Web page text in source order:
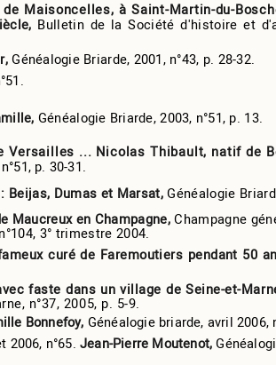
Maisoncelles, à Saint-Martin-du-
Bulletin de la Société d'histoire et
Généalogie Briarde, 2001, n°43, p. 28-32.
Généalogie Briarde, 2003, n°51, p. 13.
Versailles ... Nicolas Thibault, natif de
p. 30-31.
Beijas, Dumas et Marsat,Généalogie
Maucreux en Champagne,Champagne
3° trimestre 2004.
curé de Faremoutiers pendant 50
faste dans un village de Seine-et-
n°37, 2005, p. 5-9.
Bonnefoy, Généalogie briarde, avril 2006,
2006, n°65.Jean-Pierre Moutenot,